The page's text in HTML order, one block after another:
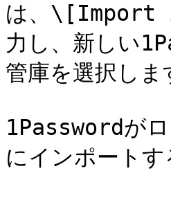
は、\[Import
力し、新しい
管庫を選択しま
1Passwordが
にインポート